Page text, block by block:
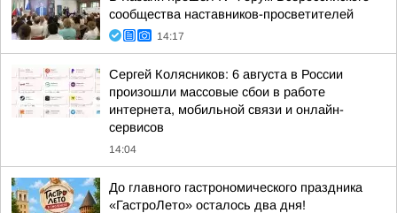
сообщества наставников-просветителей
14:17
Сергей Колясников: 6 августа в России
произошли массовые сбои в работе
интернета, мобильной связи и онлайн-
сервисов
14:04
До главного гастрономического праздника
«ГастроЛето» осталось два дня!